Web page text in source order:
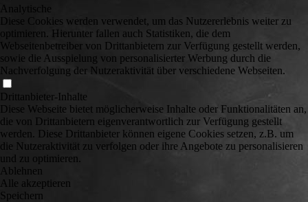
Analytische
Diese Cookies werden verwendet, um das Nutzererlebnis weiter zu
optimieren. Hierunter fallen auch Statistiken, die dem
Webseitenbetreiber von Drittanbietern zur Verfügung gestellt werden,
sowie die Ausspielung von personalisierter Werbung durch die
Nachverfolgung der Nutzeraktivität über verschiedene Webseiten.
Drittanbieter-Inhalte
Diese Webseite bietet möglicherweise Inhalte oder Funktionalitäten an,
die von Drittanbietern eigenverantwortlich zur Verfügung gestellt
werden. Diese Drittanbieter können eigene Cookies setzen, z.B. um
die Nutzeraktivität zu verfolgen oder ihre Angebote zu personalisieren
und zu optimieren.
Ablehnen
Alle akzeptieren
Speichern